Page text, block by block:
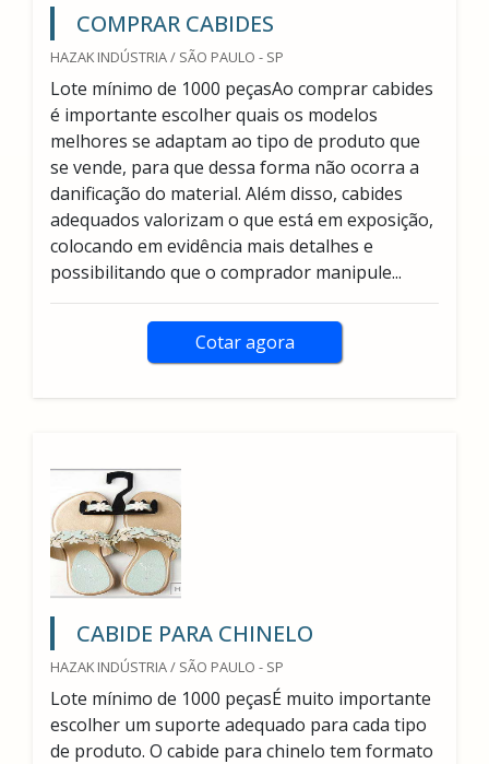
COMPRAR CABIDES
HAZAK INDÚSTRIA / SÃO PAULO - SP
Lote mínimo de 1000 peçasAo comprar cabides
é importante escolher quais os modelos
melhores se adaptam ao tipo de produto que
se vende, para que dessa forma não ocorra a
danificação do material. Além disso, cabides
adequados valorizam o que está em exposição,
colocando em evidência mais detalhes e
possibilitando que o comprador manipule...
Cotar agora
CABIDE PARA CHINELO
HAZAK INDÚSTRIA / SÃO PAULO - SP
Lote mínimo de 1000 peçasÉ muito importante
escolher um suporte adequado para cada tipo
de produto. O cabide para chinelo tem formato